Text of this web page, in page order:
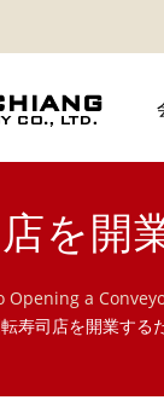
を開
Opening a
転寿司店を開業する